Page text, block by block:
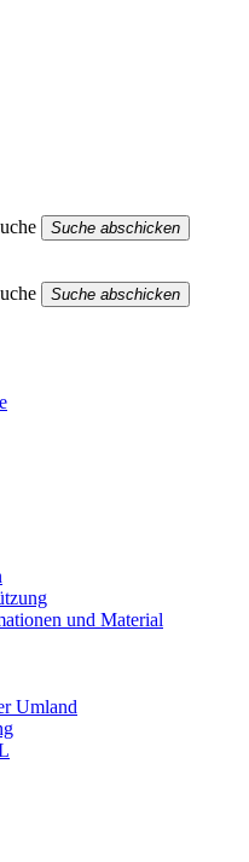
Suche abschicken
Suche abschicken
und Material
Umland